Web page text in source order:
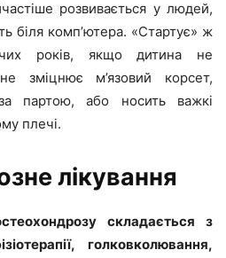
розвивається у людей,
біля комп’ютера. «Стартує» ж
років, якщо дитина не
зміцнює м’язовий корсет,
партою, або носить важкі
плечі.
лікування
складається з
голковколювання,